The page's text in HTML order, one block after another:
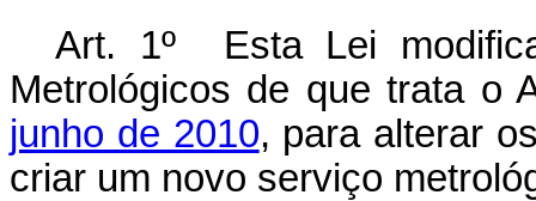
Art. 1º Esta Lei
Metrológicos de que trata o
junho de 2010, para alterar
criar um novo serviço